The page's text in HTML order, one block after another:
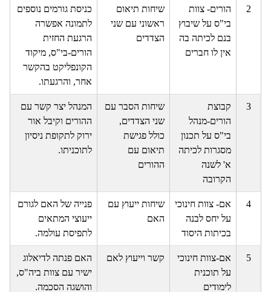
2
הורים- צוות
בי"ס על שיבוץ
בנם לכיתה בה
אין לו חברים
שיחות תיאום
ראשוני עם שני
הצדדים
כניסת גורמים נוספים
לתמונה אפשרה
הרגעת החזית
הורים-בי"ס, מיקוד
הקונפליקט בהקשר
אחר, והרגעתו.
3
קבוצת
הורים-מנהל
בי"ס על תכנון
מסגרות לכיתה
א' לשנה
הקרובה
שיחות הסבר עם
שני הצדדים,
כולל פגישת
תיאום עם
ההורים
המנהל יצר קשר עם
ההורים וקיבל אור
ירוק לתקופת ניסיון
לתוכניתו.
4
אם- צוות חינוכי
על יחס לבנה
בכיתות היסוד
שיחות ייעוץ עם
האם
פנייה של האם לגורם
ייעוצי המתאים
לתפיסת עולמה.
5
אם-צוות חינוכי
על תוכנית
לימודים
קשר וייעוץ לאם
האם פנתה לדיאלוג
ישיר עם צוות ביה"ס,
והושגה הסכמה.